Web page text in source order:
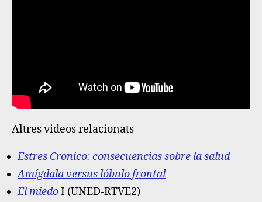
Altres videos relacionats
Estres Cronico: consecuencias sobre la salud
Amígdala versus lóbulo frontal
El miedoI (UNED-RTVE2)